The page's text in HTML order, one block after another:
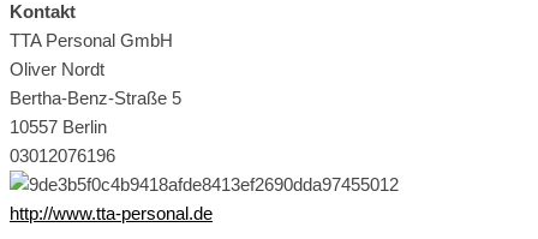
Kontakt
TTA Personal GmbH
Oliver Nordt
Bertha-Benz-Straße 5
10557 Berlin
03012076196
http://www.tta-personal.de